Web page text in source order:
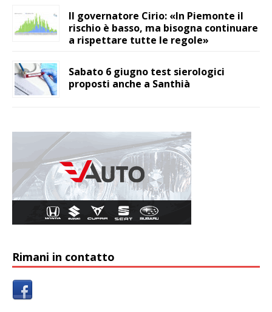
Il governatore Cirio: «In Piemonte il
rischio è basso, ma bisogna continuare
a rispettare tutte le regole»
Sabato 6 giugno test sierologici
proposti anche a Santhià
Rimani in contatto